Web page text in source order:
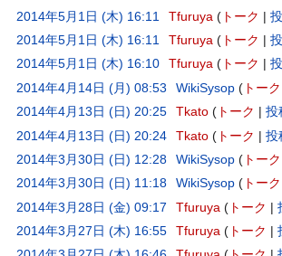
2014年5月1日 (木) 16:11 Tfuruya トーク
2014年5月1日 (木) 16:11 Tfuruya トーク
2014年5月1日 (木) 16:10 Tfuruya トーク
2014年4月14日 (月) 08:53 WikiSysop トーク
2014年4月13日 (日) 20:25 Tkato トーク 投
2014年4月13日 (日) 20:24 Tkato トーク 投
2014年3月30日 (日) 12:28 WikiSysop トーク
2014年3月30日 (日) 11:18 WikiSysop トーク
2014年3月28日 (金) 09:17 Tfuruya トーク
2014年3月27日 (木) 16:55 Tfuruya トーク